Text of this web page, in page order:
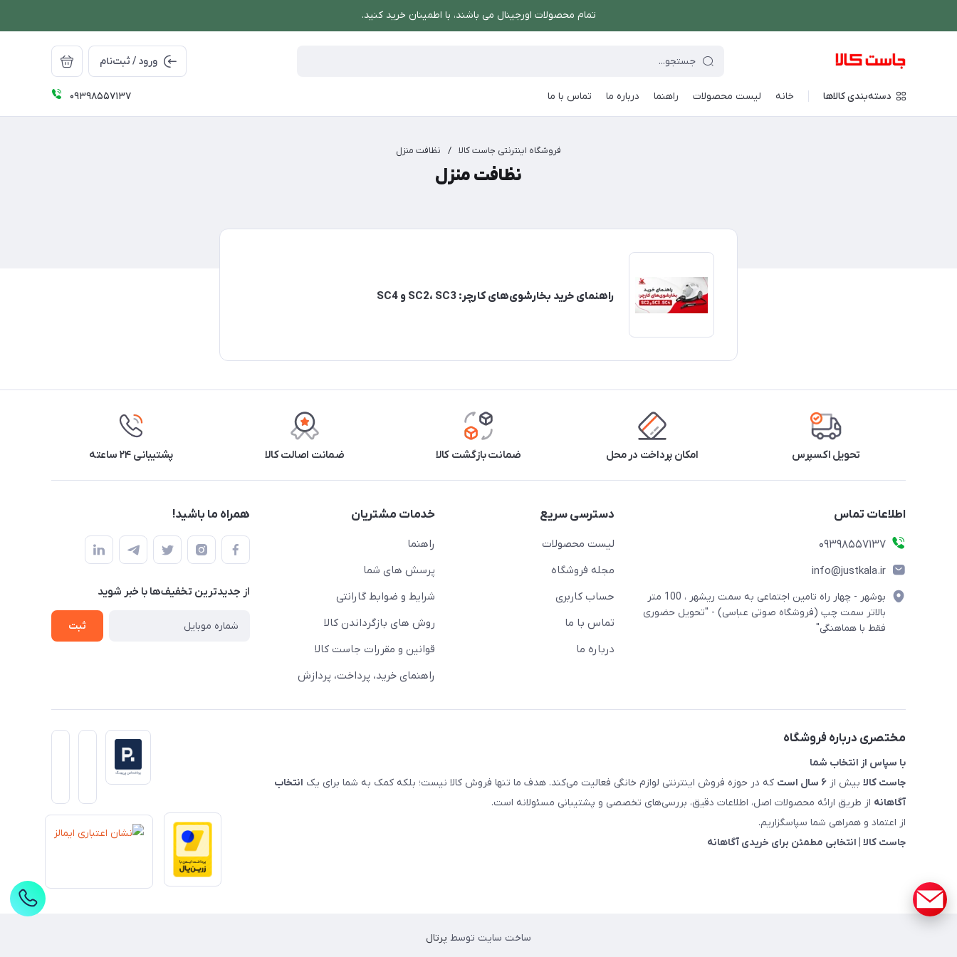
تمام محصولات اورجینال می باشند، با اطمینان خرید کنید.
ورود / ثبت‌نام
دسته‌بندی کالاها خانه لیست محصولات راهنما درباره ما تماس با ما 09398557137
فروشگاه اینترنتی جاست کالا / نظافت منزل
نظافت منزل
راهنمای خرید بخارشوی‌های کارچر: SC2، SC3 و SC4
تحویل اکسپرس امکان پرداخت در محل ضمانت بازگشت کالا ضمانت اصالت کالا پشتیبانی ۲۴ ساعته
اطلاعات تماس
09398557137
info@justkala.ir
بوشهر - چهار راه تامین اجتماعی به سمت ریشهر ، 100 متر
بالاتر سمت چپ (فروشگاه صوتی عباسی) - "تحویل حضوری
فقط با هماهنگی"
دسترسی سریع
لیست محصولات
مجله فروشگاه
حساب کاربری
تماس با ما
درباره ما
خدمات مشتریان
راهنما
پرسش های شما
شرایط و ضوابط گارانتی
روش های بازگرداندن کالا
قوانین و مقررات جاست کالا
راهنمای خرید، پرداخت، پردازش
همراه ما باشید!
از جدید‌ترین تخفیف‌ها با‌ خبر شوید
ثبت
مختصری درباره فروشگاه
با سپاس از انتخاب شما
جاست کالا بیش از ۶ سال است که در حوزه فروش اینترنتی لوازم خانگی فعالیت می‌کند. هدف ما تنها فروش کالا نیست؛ بلکه کمک به شما برای یک انتخاب
آگاهانه از طریق ارائه محصولات اصل، اطلاعات دقیق، بررسی‌های تخصصی و پشتیبانی مسئولانه است.
از اعتماد و همراهی شما سپاسگزاریم.
جاست کالا | انتخابی مطمئن برای خریدی آگاهانه
ساخت سایت توسط پرتال